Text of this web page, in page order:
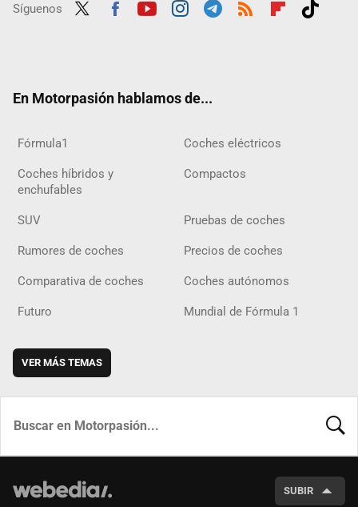
Síguenos
En Motorpasión hablamos de...
Fórmula1 Coches eléctricos
Coches híbridos y
enchufables
Compactos
SUV Pruebas de coches
Rumores de coches Precios de coches
Comparativa de coches Coches autónomos
Futuro Mundial de Fórmula 1
VER MÁS TEMAS
SUBIR